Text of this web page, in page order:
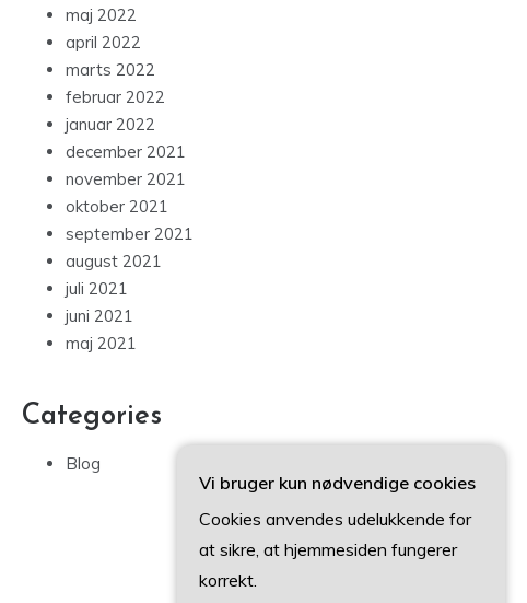
maj 2022
april 2022
marts 2022
februar 2022
januar 2022
december 2021
november 2021
oktober 2021
september 2021
august 2021
juli 2021
juni 2021
maj 2021
Categories
Blog
Vi bruger kun nødvendige cookies
Cookies anvendes udelukkende for
at sikre, at hjemmesiden fungerer
korrekt.